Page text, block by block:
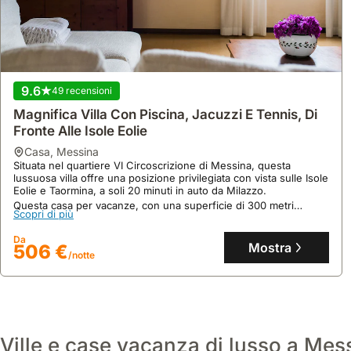
10 7 recensioni
Casa Sindaro House
A Rodia, a pochi minuti dalla spiaggia e dalle dune di sabbia di
Santo Saba, questa casa vacanza offre un'ottima base per
esplorare Milazzo e Taormina grazie all'immediata vicinanza
all'autostrada.
9.6 49 recensioni
Magnifica Villa Con Piscina, Jacuzzi E Tennis, Di
Fronte Alle Isole Eolie
casa, Messina
Situata nel quartiere VI Circoscrizione di Messina, questa
lussuosa villa offre una posizione privilegiata con vista sulle Isole
Eolie e Taormina, a soli 20 minuti in auto da Milazzo.
Questa casa per vacanze, con una superficie di 300 metri
quadrati, può ospitare fino a 15 persone in 6 camere da letto e
dispone di piscina, jacuzzi, campo da tennis privato e
connessione internet.
Scopri di più
Da
506 €/notte Mostra
Ville e case vacanza di lusso a